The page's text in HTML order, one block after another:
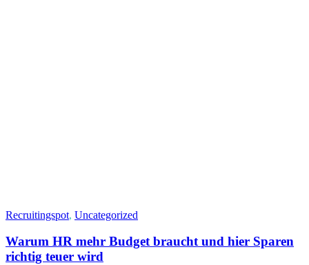
Recruitingspot, Uncategorized
Warum HR mehr Budget braucht und hier Sparen
richtig teuer wird